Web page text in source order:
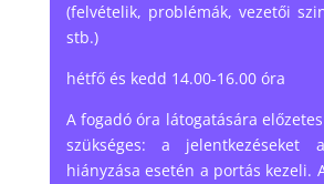
(felvételik, problémák, vezetői
stb.)
hétfő és kedd 14.00-16.00 óra
A fogadó óra látogatására
szükséges: a jelentkezéseket
hiányzása esetén a portás kezeli.